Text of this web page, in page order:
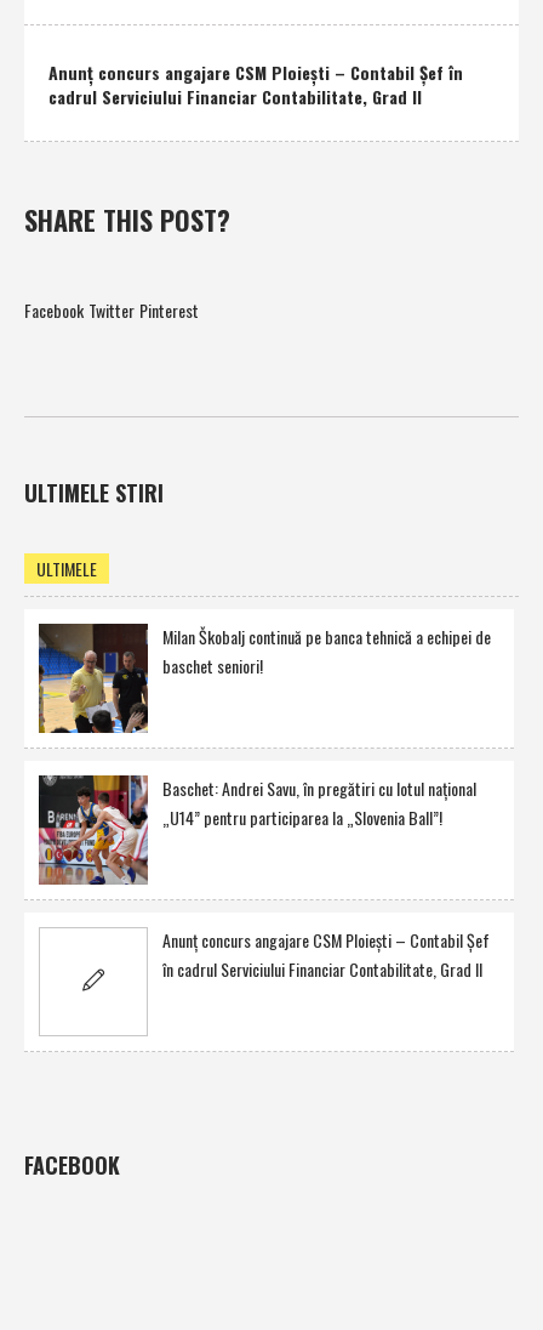
Anunţ concurs angajare CSM Ploieşti – Contabil Şef în
cadrul Serviciului Financiar Contabilitate, Grad II
SHARE THIS POST?
Facebook Twitter Pinterest
ULTIMELE STIRI
ULTIMELE
Milan Škobalj continuă pe banca tehnică a echipei de
baschet seniori!
Baschet: Andrei Savu, în pregătiri cu lotul naţional
„U14” pentru participarea la „Slovenia Ball”!
Anunţ concurs angajare CSM Ploieşti – Contabil Şef
în cadrul Serviciului Financiar Contabilitate, Grad II
FACEBOOK